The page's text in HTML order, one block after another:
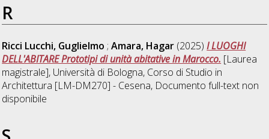
R
Ricci Lucchi, Guglielmo ;Amara, Hagar (2025)I LUOGHI
DELL'ABITARE Prototipi di unità abitative in Marocco. [Laurea
magistrale], Università di Bologna, Corso di Studio in
Architettura [LM-DM270] - Cesena, Documento full-text non
disponibile